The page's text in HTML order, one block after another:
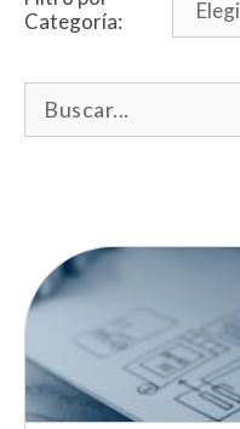
Categoría: